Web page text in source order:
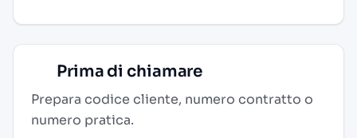
Prima di chiamare
Prepara codice cliente, numero contratto o
numero pratica.